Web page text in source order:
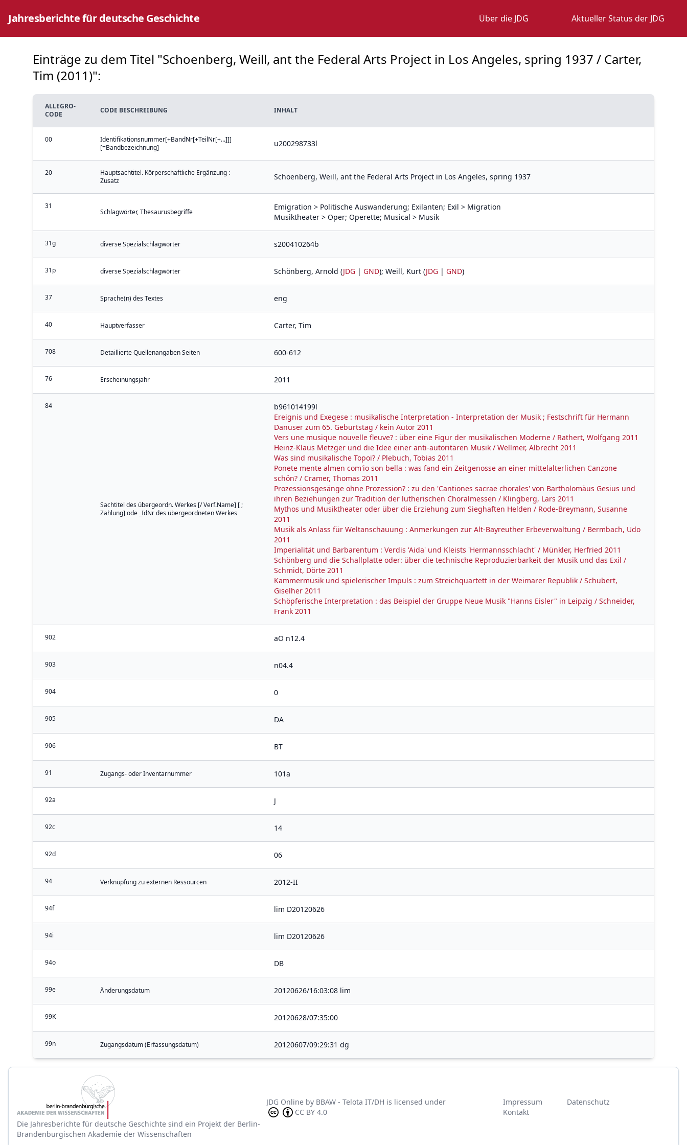
Jahresberichte für deutsche Geschichte Über die JDG Aktueller Status der JDG
Einträge zu dem Titel "Schoenberg, Weill, ant the Federal Arts Project in Los Angeles, spring 1937 / Carter,
Tim (2011)":
ALLEGRO-
CODE
CODE BESCHREIBUNG INHALT
00
Identifikationsnummer[+BandNr[+TeilNr[+...]]]
[=Bandbezeichnung]
u200298733l
20
Hauptsachtitel. Körperschaftliche Ergänzung :
Zusatz
Schoenberg, Weill, ant the Federal Arts Project in Los Angeles, spring 1937
31
Schlagwörter, Thesaurusbegriffe
Emigration > Politische Auswanderung; Exilanten; Exil > Migration
Musiktheater > Oper; Operette; Musical > Musik
31g diverse Spezialschlagwörter s200410264b
31p diverse Spezialschlagwörter Schönberg, Arnold (JDG | GND); Weill, Kurt (JDG | GND)
37 Sprache(n) des Textes eng
40 Hauptverfasser Carter, Tim
708 Detaillierte Quellenangaben Seiten 600-612
76 Erscheinungsjahr 2011
84
Sachtitel des übergeordn. Werkes [/ Verf.Name] [ ;
Zählung] ode _IdNr des übergeordneten Werkes
b961014199l
Ereignis und Exegese : musikalische Interpretation - Interpretation der Musik ; Festschrift für Hermann
Danuser zum 65. Geburtstag / kein Autor 2011
Vers une musique nouvelle fleuve? : über eine Figur der musikalischen Moderne / Rathert, Wolfgang 2011
Heinz-Klaus Metzger und die Idee einer anti-autoritären Musik / Wellmer, Albrecht 2011
Was sind musikalische Topoi? / Plebuch, Tobias 2011
Ponete mente almen com'io son bella : was fand ein Zeitgenosse an einer mittelalterlichen Canzone
schön? / Cramer, Thomas 2011
Prozessionsgesänge ohne Prozession? : zu den 'Cantiones sacrae chorales' von Bartholomäus Gesius und
ihren Beziehungen zur Tradition der lutherischen Choralmessen / Klingberg, Lars 2011
Mythos und Musiktheater oder über die Erziehung zum Sieghaften Helden / Rode-Breymann, Susanne
2011
Musik als Anlass für Weltanschauung : Anmerkungen zur Alt-Bayreuther Erbeverwaltung / Bermbach, Udo
2011
Imperialität und Barbarentum : Verdis 'Aida' und Kleists 'Hermannsschlacht' / Münkler, Herfried 2011
Schönberg und die Schallplatte oder: über die technische Reproduzierbarkeit der Musik und das Exil /
Schmidt, Dörte 2011
Kammermusik und spielerischer Impuls : zum Streichquartett in der Weimarer Republik / Schubert,
Giselher 2011
Schöpferische Interpretation : das Beispiel der Gruppe Neue Musik "Hanns Eisler" in Leipzig / Schneider,
Frank 2011
902 aO n12.4
903 n04.4
904 0
905 DA
906 BT
91 Zugangs- oder Inventarnummer 101a
92a J
92c 14
92d 06
94 Verknüpfung zu externen Ressourcen 2012-II
94f lim D20120626
94i lim D20120626
94o DB
99e Änderungsdatum 20120626/16:03:08 lim
99K 20120628/07:35:00
99n Zugangsdatum (Erfassungsdatum) 20120607/09:29:31 dg
Die Jahresberichte für deutsche Geschichte sind ein Projekt der Berlin-
Brandenburgischen Akademie der Wissenschaften
JDG Onlineby BBAW - Telota IT/DH is licensed under
CC BY 4.0
Impressum
Datenschutz
Kontakt